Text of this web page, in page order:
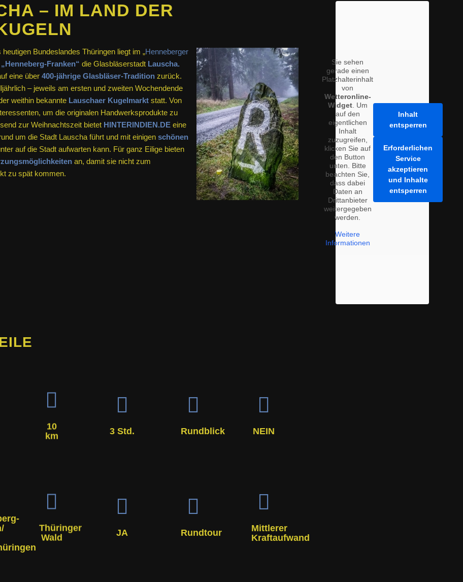
– IM LAND DER
Bundeslandes Thüringen liegt im „Henneberger
„Henneberg-Franken“ die Glasbläserstadt Lauscha.
eine über 400-jährige Glasbläser-Traditionzurück.
– jeweils am ersten und zweiten Wochendende
weithin bekannte Lauschaer Kugelmarktstatt. Von
um die originalen Handwerksprodukte zu
zur Weihnachtszeit bietet HINTERINDIEN.DEeine
um die Stadt Lauscha führt und mit einigen schönen
auf die Stadt aufwarten kann. Für ganz Eilige bieten
an, damit sie nicht zum
zu spät kommen.
Sie sehen
gerade einen
Platzhalterinhalt
von
Wetteronline-
Widget. Um
auf den
eigentlichen
Inhalt
zuzugreifen,
klicken Sie auf
den Button
unten. Bitte
beachten Sie,
dass dabei
Daten an
Drittanbieter
weitergegeben
werden.
Weitere
Informationen
Inhalt
entsperren
Erforderlichen
Service
akzeptieren
und Inhalte
entsperren
10
km
3 Std. Rundblick NEIN
Thüringer
Wald
JA Rundtour
Mittlerer
Kraftaufwand